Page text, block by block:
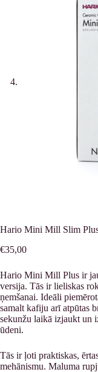
Hario Mini Mill Slim
€35,00
Hario Mini Mill Plus ir
versija. Tās ir lieliskas
ņemšanai. Ideāli
samalt kafiju arī atpūtas
sekunžu laikā izjaukt un
ūdeni.
Tās ir ļoti praktiskas,
mehānismu. Maluma